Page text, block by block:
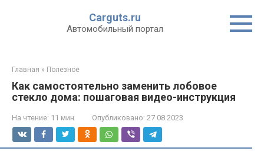
Carguts.ru
Автомобильный портал
Главная » Полезное
Как самостоятельно заменить лобовое
стекло дома: пошаговая видео-инструкция
На чтение: 11 мин Опубликовано: 27.08.2023